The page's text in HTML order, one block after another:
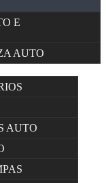
E
AUTO
AUTO